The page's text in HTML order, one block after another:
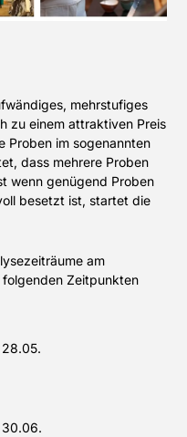
mehrstufiges
zu einem attraktiven Preis
Proben im sogenannten
dass mehrere Proben
wenn genügend Proben
besetzt ist, startet die
am
folgenden Zeitpunkten
30.06.